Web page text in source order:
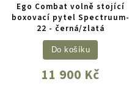
Ego Combat volně stojící
boxovací pytel Spectruum-
22 - černá/zlatá
11 900 Kč
Do košíku